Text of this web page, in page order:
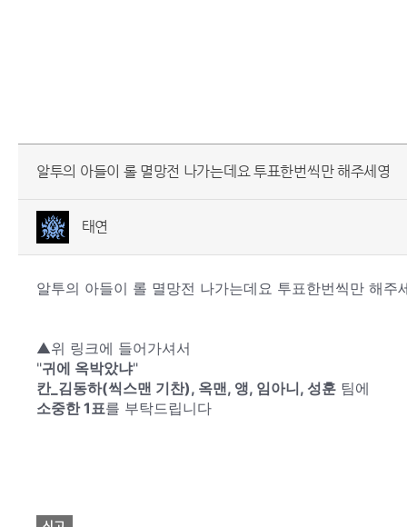
알투의 아들이 롤 멸망전 나가는데요 투표한번씩만 해주세영
태연
알투의 아들이 롤 멸망전 나가는데요 투표한번씩만 해주
▲위 링크에 들어가셔서
"귀에 옥박았냐"
칸_김동하(씩스맨 기찬), 옥맨, 앵, 임아니, 성훈 팀에
소중한 1표를 부탁드립니다